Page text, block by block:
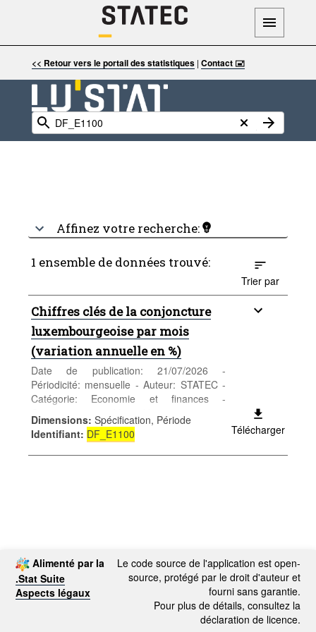
<< Retour vers le portail des statistiques| Contact 🖃
Affinez votre recherche:
1 ensemble de données trouvé:
Trier par
Chiffres clés de la conjoncture
luxembourgeoise par mois
(variation annuelle en %)
Date de publication: 21/07/2026 -
Périodicité: mensuelle - Auteur: STATEC -
Catégorie: Economie et finances -
Conjoncture - Mots-clés: conjoncture,
emploi, chômage, taux de chômage,
commerce extérieur, importations,
exportations, prix, salaires, coût salarial,
Dimensions: Spécification, Période
Identifiant: DF_E1100 Télécharger
Alimenté par la
.Stat Suite
Aspects légaux
Le code source de l'application est open-
source, protégé par le droit d'auteur et
fourni sans garantie.
Pour plus de détails, consultez la
déclaration de licence.